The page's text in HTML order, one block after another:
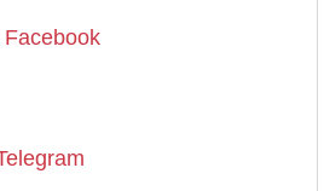
Facebook